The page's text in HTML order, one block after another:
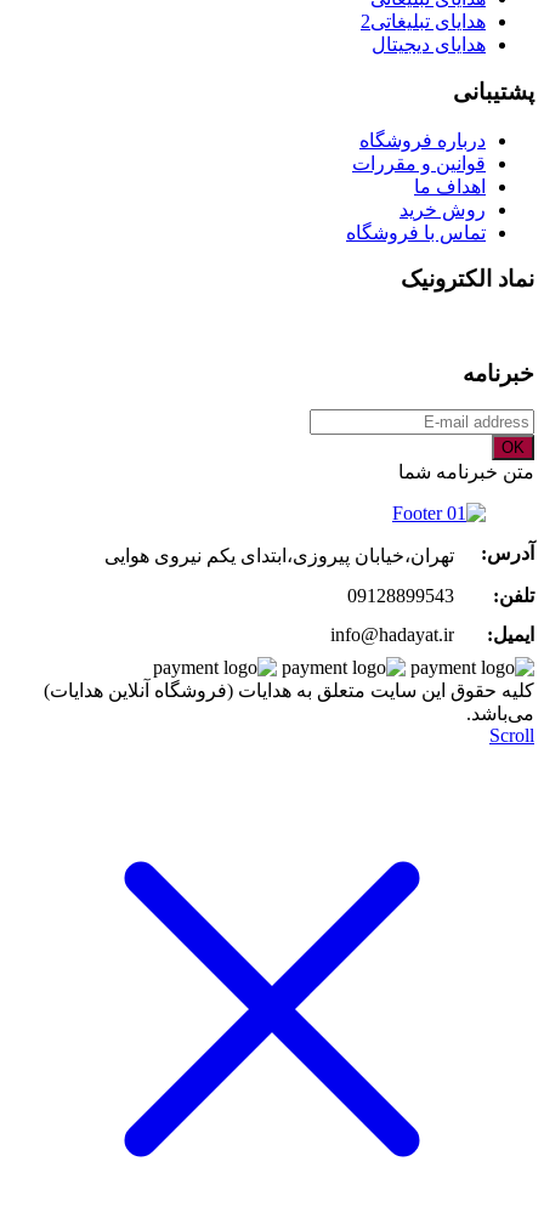
هدایای تبلیغاتی2
هدایای دیجیتال
پشتیبانی
درباره فروشگاه
قوانین و مقررات
اهداف ما
روش خرید
تماس با فروشگاه
نماد الکترونیک
خبرنامه
OK
متن خبرنامه شما
آدرس:
تهران،خیابان پیروزی،ابتدای یکم نیروی هوایی
تلفن:
09128899543
ایمیل:
info@hadayat.ir
کليه حقوق اين سايت متعلق به هدایات (فروشگاه آنلاین هدایات)
می‌باشد.
Scroll